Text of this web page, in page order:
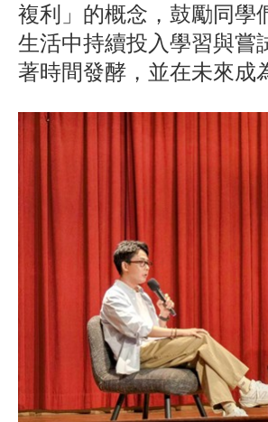
複利」的概念，鼓勵同學
生活中持續投入學習與嘗
著時間發酵，並在未來成